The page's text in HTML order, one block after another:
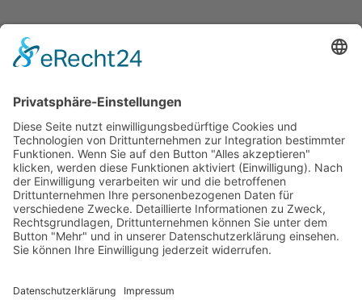
unterstützt von